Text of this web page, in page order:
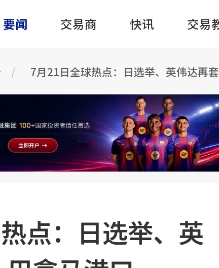
要闻 交易商 快讯 交易
7月21日全球热点：日选举、英伟达再
点：日选举、英